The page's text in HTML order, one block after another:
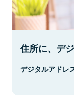
住所に、デ
デジタルアドレ